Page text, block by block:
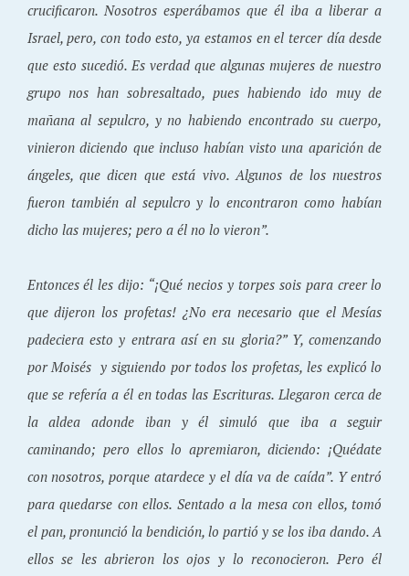
crucificaron. Nosotros esperábamos que él iba a liberar a
Israel, pero, con todo esto, ya estamos en el tercer día desde
que esto sucedió. Es verdad que algunas mujeres de nuestro
grupo nos han sobresaltado, pues habiendo ido muy de
mañana al sepulcro, y no habiendo encontrado su cuerpo,
vinieron diciendo que incluso habían visto una aparición de
ángeles, que dicen que está vivo. Algunos de los nuestros
fueron también al sepulcro y lo encontraron como habían
dicho las mujeres; pero a él no lo vieron”.
Entonces él les dijo: “¡Qué necios y torpes sois para creer lo
que dijeron los profetas! ¿No era necesario que el Mesías
padeciera esto y entrara así en su gloria?” Y, comenzando
por Moisés y siguiendo por todos los profetas, les explicó lo
que se refería a él en todas las Escrituras. Llegaron cerca de
la aldea adonde iban y él simuló que iba a seguir
caminando; pero ellos lo apremiaron, diciendo: ¡Quédate
con nosotros, porque atardece y el día va de caída”. Y entró
para quedarse con ellos. Sentado a la mesa con ellos, tomó
el pan, pronunció la bendición, lo partió y se los iba dando. A
ellos se les abrieron los ojos y lo reconocieron. Pero él